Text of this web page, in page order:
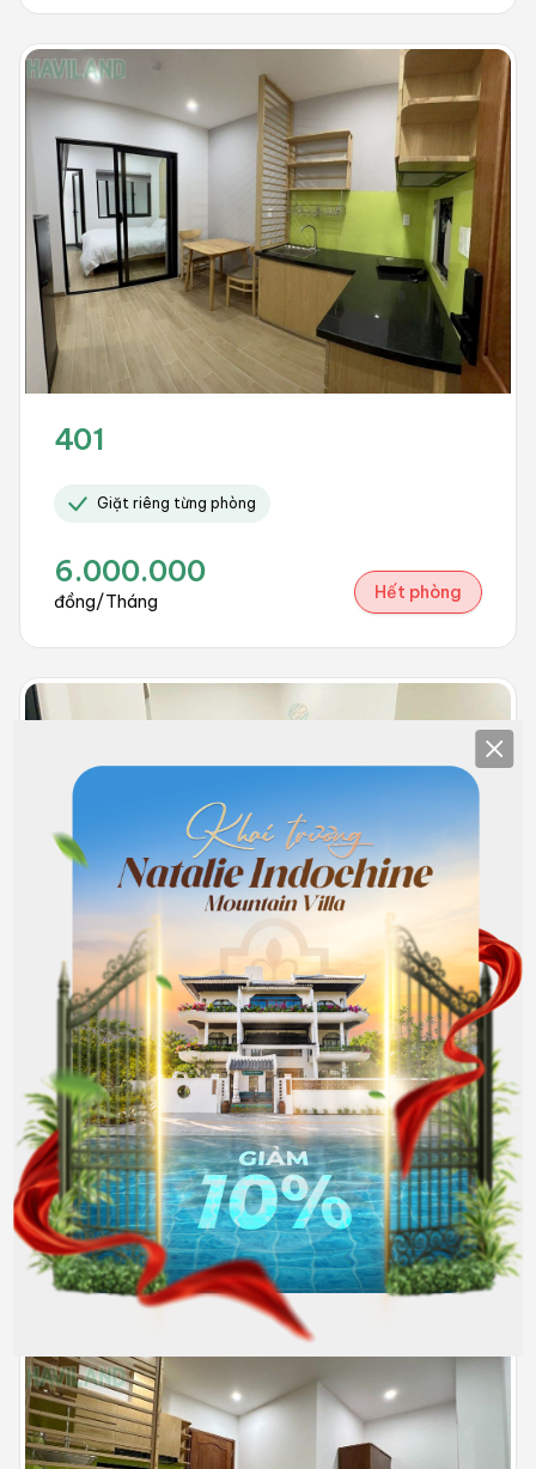
401
Giặt riêng từng phòng
6.000.000
đồng/Tháng Hết phòng
402
Giặt riêng từng phòng
6.500.000
đồng/Tháng Hết phòng